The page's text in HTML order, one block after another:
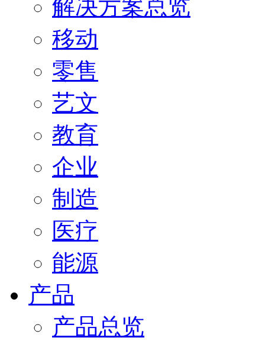
解决方案总览
移动
零售
艺文
教育
企业
制造
医疗
能源
产品
产品总览